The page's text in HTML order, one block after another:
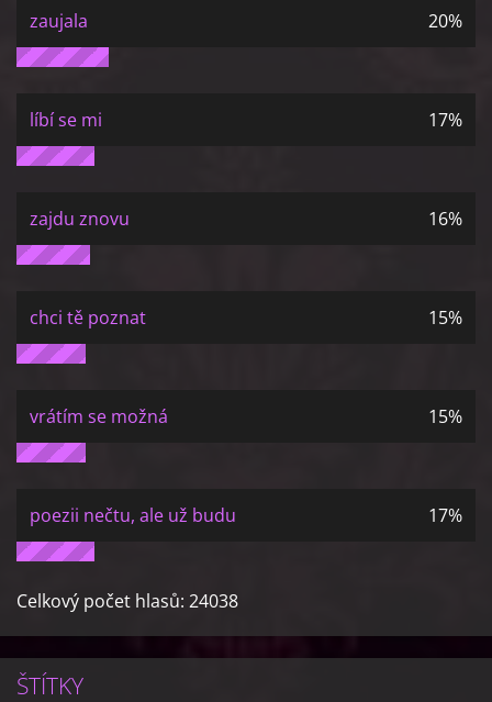
zaujala 20%
líbí se mi 17%
zajdu znovu 16%
chci tě poznat 15%
vrátím se možná 15%
poezii nečtu, ale už budu 17%
Celkový počet hlasů: 24038
ŠTÍTKY